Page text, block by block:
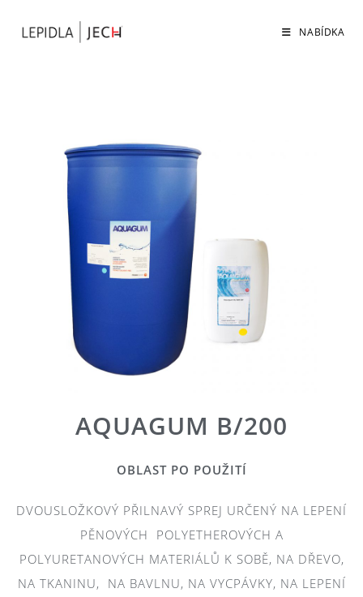
NABÍDKA
AQUAGUM B/200
OBLAST PO POUŽITÍ
DVOUSLOŽKOVÝ PŘILNAVÝ SPREJ URČENÝ NA LEPENÍ
PĚNOVÝCH POLYETHEROVÝCH A
POLYURETANOVÝCH MATERIÁLŮ K SOBĚ, NA DŘEVO,
NA TKANINU, NA BAVLNU, NA VYCPÁVKY, NA LEPENÍ